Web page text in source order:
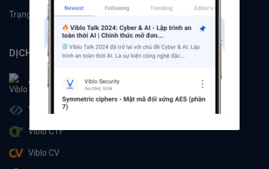
Trạng thái hệ thống
DỊCH VỤ
Viblo
Viblo Code
Viblo CTF
Viblo CV